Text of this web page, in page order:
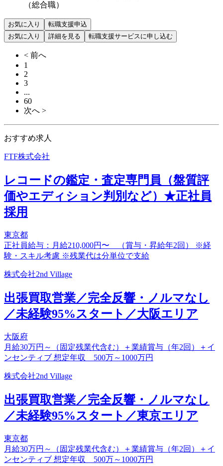
（総合職）
お気に入り
転職支援申込
お気に入り
詳細を見る 転職支援サービスに申し込む
< 前へ
1
2
3
...
60
次へ >
おすすめ求人
FTF株式会社
レコードの鑑定・査定専門員（盤質評
価やエディション判別など）★正社員
採用
東京都
正社員給与：月給210,000円〜 （賞与・昇給年2回） ※経
験・スキル考慮 ※残業代は分単位で支給
株式会社2nd Village
出張買取営業／完全反響・ノルマなし
／未経験95%スタート／大阪エリア
大阪府
月給30万円～（固定残業代含む）＋業績賞与（年2回）＋イ
ンセンティブ 想定年収 500万～1000万円
株式会社2nd Village
出張買取営業／完全反響・ノルマなし
／未経験95%スタート／東京エリア
東京都
月給30万円～（固定残業代含む）＋業績賞与（年2回）＋イ
ンセンティブ 想定年収 500万～1000万円